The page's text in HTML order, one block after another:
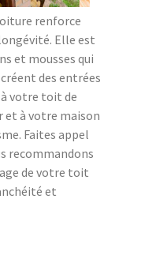
renforce
Elle est
et mousses qui
des entrées
à votre toit de
et à votre maison
Faites appel
recommandons
de votre toit
et